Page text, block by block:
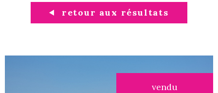
retour aux résultats
vendu